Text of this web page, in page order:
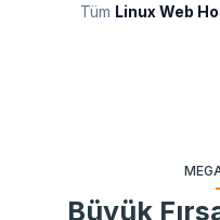
Tüm Linux Web
Büyük